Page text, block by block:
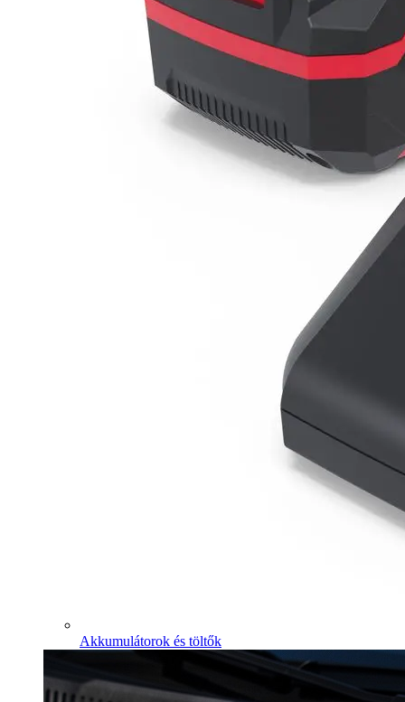
Akkumulátorok és töltők